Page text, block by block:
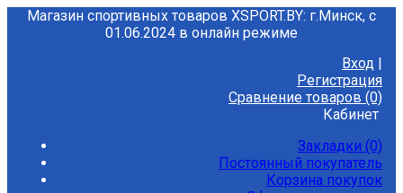
Магазин спортивных товаров XSPORT.BY: г.Минск, с
01.06.2024 в онлайн режиме
Вход |
Регистрация
Сравнение товаров (0)
Кабинет
Закладки (0)
Постоянный покупатель
Корзина покупок